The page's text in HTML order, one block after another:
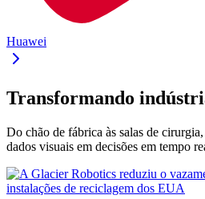
Huawei
Transformando
Do chão de fábrica às salas de
dados visuais em decisões em tempo